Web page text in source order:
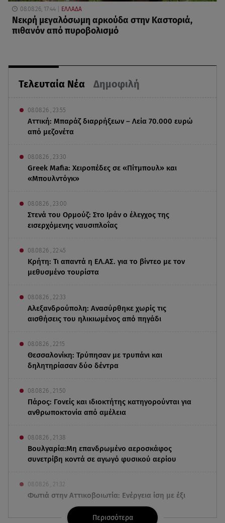
Τελευταία Νέα Δημοφιλή
08.08.26 , 23:55
Αττική: Μπαράζ διαρρήξεων – Λεία 70.000 ευρώ
από μεζονέτα
08.08.26 , 23:30
Greek Mafia: Χειροπέδες σε «Πίτμπουλ» και
«Μπουλντόγκ»
08.08.26 , 23:00
Στενά του Ορμούζ: Στο Ιράν ο έλεγχος της
εισερχόμενης ναυσιπλοΐας
08.08.26 , 22:45
Κρήτη: Τι απαντά η ΕΛ.ΑΣ. για το βίντεο με τον
μεθυσμένο τουρίστα
08.08.26 , 22:33
Αλεξανδρούπολη: Ανασύρθηκε χωρίς τις
αισθήσεις του ηλικιωμένος από πηγάδι
08.08.26 , 22:15
Θεσσαλονίκη: Τρύπησαν με τρυπάνι και
δηλητηρίασαν δύο δέντρα
08.08.26 , 21:50
Πάρος: Γονείς και ιδιοκτήτης κατηγορούνται για
ανθρωποκτονία από αμέλεια
08.08.26 , 21:38
Βουλγαρία:Μη επανδρωμένο αεροσκάφος
συνετρίβη κοντά σε αγωγό φυσικού αερίου
08.08.26 , 21:32
Φωτιά στην Αττικοβοιωτία: Ενέργεια ίση με έξι
ατομικές βόμβες
Περισσότερα
08.08.26, 17:44 ΕΛΛΑΔΑ
Νεκρή μεγαλόσωμη αρκούδα στην Καστοριά,
πιθανόν από πυροβολισμό